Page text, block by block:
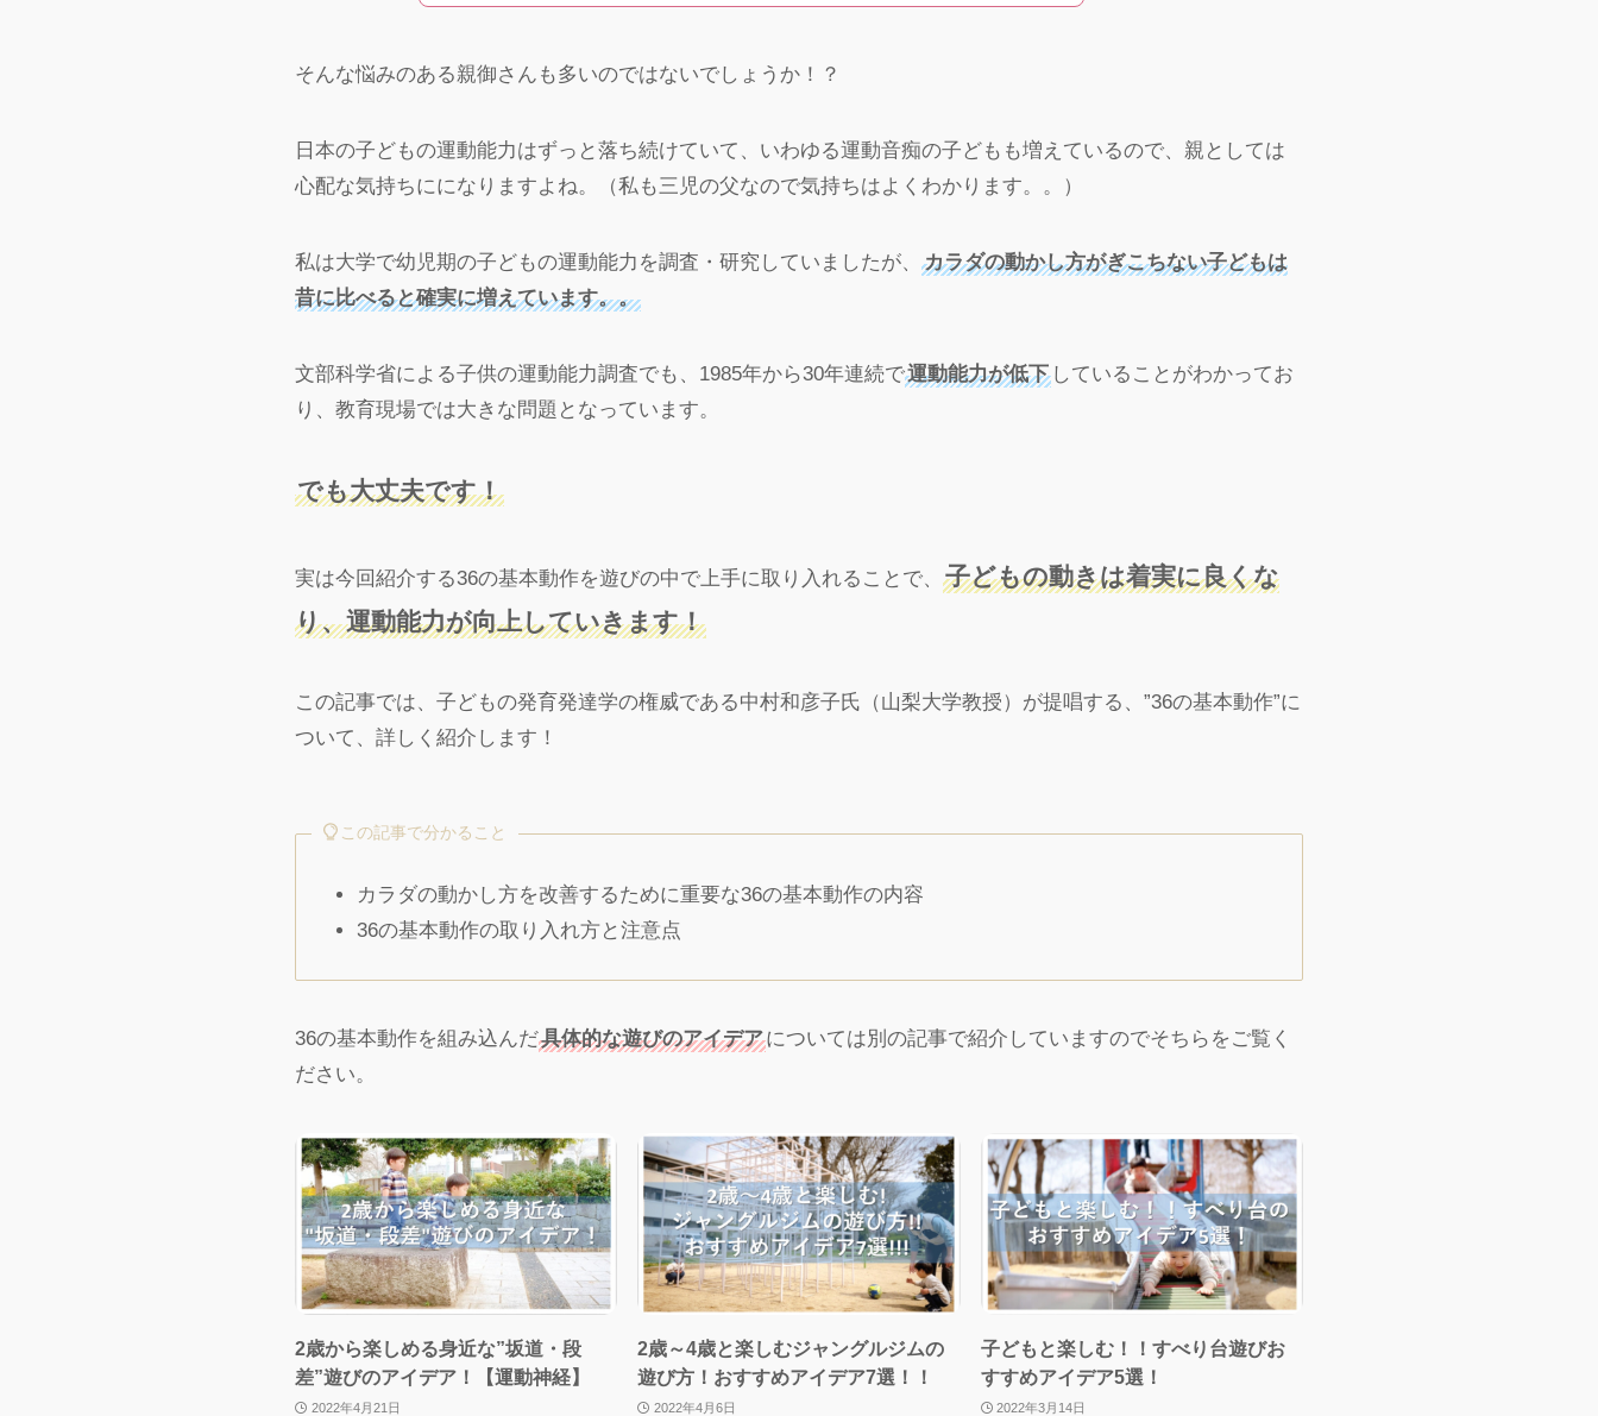
そんな悩みのある親御さんも多いのではないでしょうか！？
日本の子どもの運動能力はずっと落ち続けていて、いわゆる運動音痴の子どもも増えているので、親としては
心配な気持ちにになりますよね。（私も三児の父なので気持ちはよくわかります。。）
私は大学で幼児期の子どもの運動能力を調査・研究していましたが、
カラダの動かし方がぎこちない子どもは
昔に比べると確実に増えています。。
文部科学省による子供の運動能力調査でも、1985年から30年連続で運動能力が低下 していることがわかってお
り、教育現場では大きな問題となっています。
でも大丈夫です！
実は今回紹介する36の基本動作を遊びの中で上手に取り入れることで、
子どもの動きは着実に良くな
り、運動能力が向上していきます！
この記事では、子どもの発育発達学の権威である中村和彦子氏（山梨大学教授）が提唱する、”36の基本動作”に
ついて、詳しく紹介します！
この記事で分かること
カラダの動かし方を改善するために重要な36の基本動作の内容
36の基本動作の取り入れ方と注意点
36の基本動作を組み込んだ具体的な遊びのアイデアについては別の記事で紹介していますのでそちらをご覧く
ださい。
2歳から楽しめる身近な”坂道・段
差”遊びのアイデア！【運動神経】
2022年4月21日
2歳～4歳と楽しむジャングルジムの
遊び方！おすすめアイデア7選！！
2022年4月6日
子どもと楽しむ！！すべり台遊びお
すすめアイデア5選！
2022年3月14日